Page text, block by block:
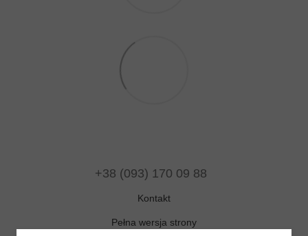
+38 (093) 170 09 88
Kontakt
Pełna wersja strony